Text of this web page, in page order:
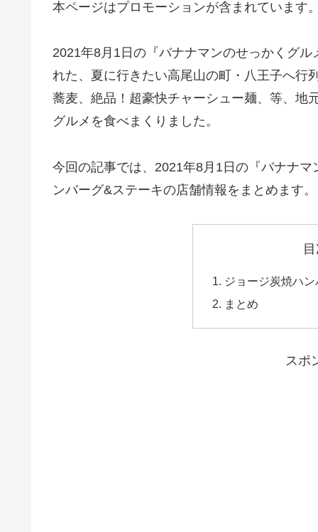
本ページはプロモーションが含まれています
2021年8月1日の『バナナマンのせっかくグ
れた、夏に行きたい高尾山の町・八王子へ行
蕎麦、絶品！超豪快チャーシュー麺、等、地
グルメを食べまくりました。
今回の記事では、2021年8月1日の『バナナ
ンバーグ&ステーキの店舗情報をまとめます。
ジョージ炭焼ハ
まとめ
スポ